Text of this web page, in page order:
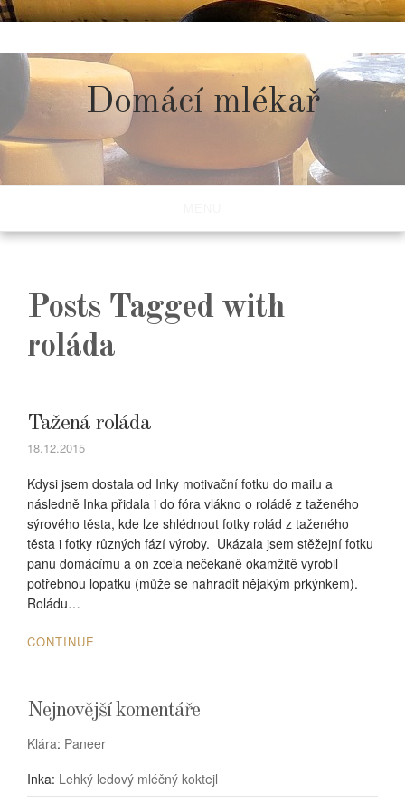
to
content
Domácí mlékař
Posts Tagged with
roláda
Tažená roláda
18.12.2015
Kdysi jsem dostala od Inky motivační fotku do mailu a
následně Inka přidala i do fóra vlákno o roládě z taženého
sýrového těsta, kde lze shlédnout fotky rolád z taženého
těsta i fotky různých fází výroby. Ukázala jsem stěžejní fotku
panu domácímu a on zcela nečekaně okamžitě vyrobil
potřebnou lopatku (může se nahradit nějakým prkýnkem).
Roládu…
CONTINUE
Nejnovější komentáře
Klára: Paneer
Inka: Lehký ledový mléčný koktejl